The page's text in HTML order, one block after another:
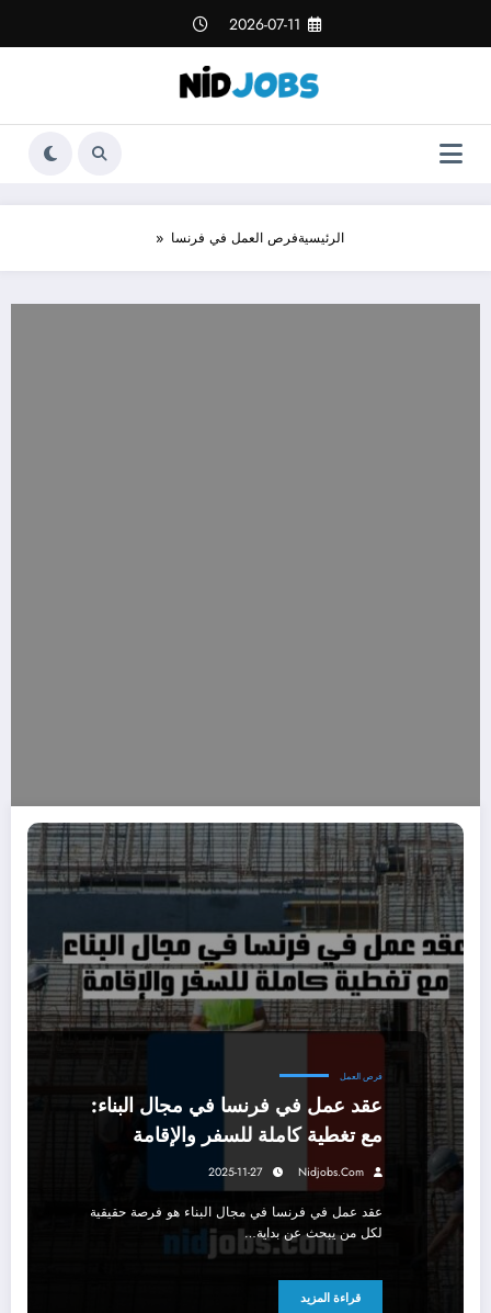
المحتوى
2026-07-11
الرئيسيةفرص العمل في فرنسا
فرص العمل
عقد عمل في فرنسا في مجال البناء:
مع تغطية كاملة للسفر والإقامة
Nidjobs.com
2025-11-27
عقد عمل في فرنسا في مجال البناء هو فرصة حقيقية
لكل من يبحث عن بداية…
قراءة المزيد